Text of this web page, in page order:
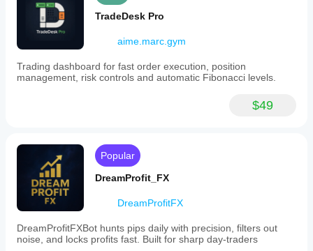
TradeDesk Pro
aime.marc.gym
Trading dashboard for fast order execution, position
management, risk controls and automatic Fibonacci levels.
$49
Popular
DreamProfit_FX
DreamProfitFX
DreamProfitFXBot hunts pips daily with precision, filters out
noise, and locks profits fast. Built for sharp day-traders